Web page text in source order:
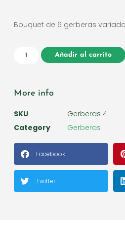
Bouquet de 6 gerberas
Añadir al carrito
More info
SKU
Gerberas 4
Category
Gerberas
Facebook
Twitter